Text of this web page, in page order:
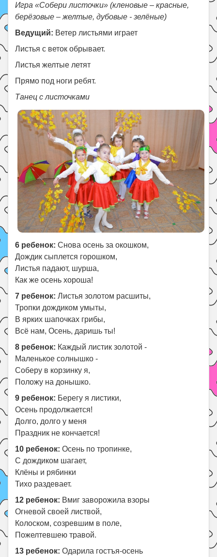
Игра «Собери листочки» (кленовые – красные,
берёзовые – желтые, дубовые - зелёные)
Ведущий: Ветер листьями играет
Листья с веток обрывает.
Листья желтые летят
Прямо под ноги ребят.
Танец с листочками
6 ребенок:Снова осень за окошком,
Дождик сыплется горошком,
Листья падают, шурша,
Как же осень хороша!
7 ребенок: Листья золотом расшиты,
Тропки дождиком умыты,
В ярких шапочках грибы,
Всё нам, Осень, даришь ты!
8 ребенок: Каждый листик золотой -
Маленькое солнышко -
Соберу в корзинку я,
Положу на донышко.
9 ребенок: Берегу я листики,
Осень продолжается!
Долго, долго у меня
Праздник не кончается!
10 ребенок: Осень по тропинке,
С дождиком шагает,
Клёны и рябинки
Тихо раздевает.
12 ребенок: Вмиг заворожила взоры
Огневой своей листвой,
Колоском, созревшим в поле,
Пожелтевшею травой.
13 ребенок: Одарила гостъя-осень